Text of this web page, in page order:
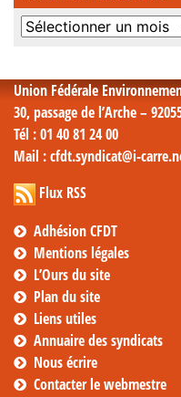
Archives
Union Fédérale
30, passage de l’Arche –
Tél : 01 40 81 24 00
Mail : cfdt.syndicat@i-
Flux RSS
Adhésion CFDT
Mentions légales
L’Ours du site
Plan du site
Liens utiles
Annuaire des syndicats
Nous écrire
Contacter le webmestre